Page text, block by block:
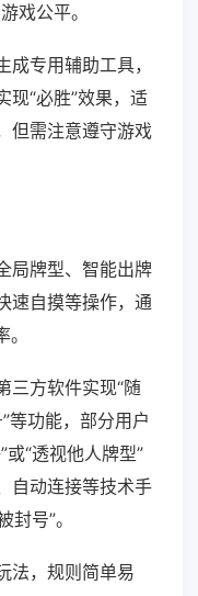
戏公平。
专用辅助工具，
现“必胜”效果，适
但需注意遵守游戏
局牌型、智能出牌
速自摸等操作，通
三方软件实现“随
等功能，部分用户
“透视他人牌型”
自动连接等技术手
号”。
法，规则简单易